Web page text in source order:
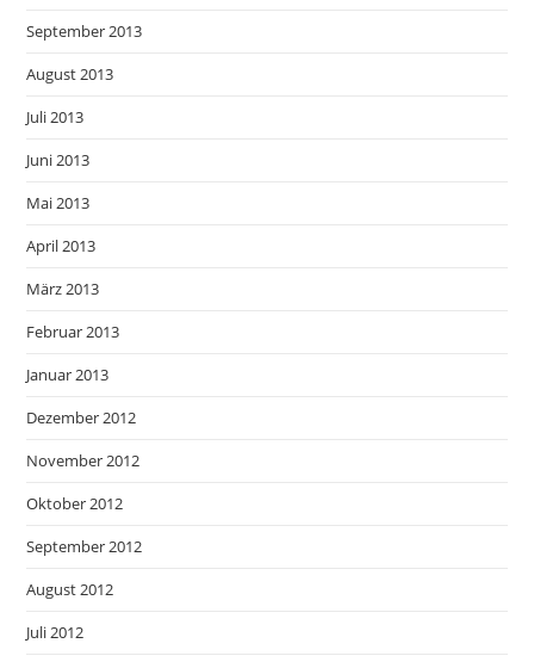
September 2013
August 2013
Juli 2013
Juni 2013
Mai 2013
April 2013
März 2013
Februar 2013
Januar 2013
Dezember 2012
November 2012
Oktober 2012
September 2012
August 2012
Juli 2012